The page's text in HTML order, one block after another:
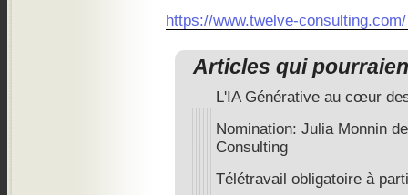
https://www.twelve-consulting.com/
Articles qui
L'IA Générative au cœur
Nomination: Julia Monnin
Consulting
Télétravail obligatoire à